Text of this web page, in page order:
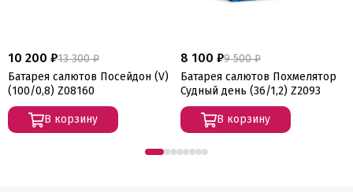
10 200 ₽13 300 ₽
Батарея салютов Посейдон (V)
(100/0,8) Z08160
В корзину
8 100 ₽9 500 ₽
Батарея салютов Похмелятор
Судный день (36/1,2) Z2093
В корзину